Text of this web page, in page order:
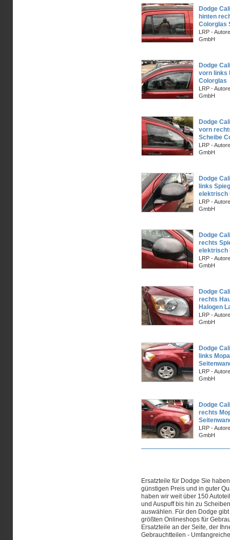
Dodge
hinten
Colorglas
LRP -
GmbH
Dodge
vorn links
Colorglas
LRP -
GmbH
Dodge
vorn
Scheibe
LRP -
GmbH
Dodge
links
elektrisch
LRP -
GmbH
Dodge
rechts
elektrisch
LRP -
GmbH
Dodge
rechts
Halogen
LRP -
GmbH
Dodge
links
LRP -
GmbH
Dodge
rechts
LRP -
GmbH
Ersatzteile für Dodge Sie
günstigen Preis und in guter
haben wir weit über 150
und Auspuff bis hin zu
auswählen. Für den Dodge
größten Onlineshops für
Ersatzteile an der Seite, der
Gebrauchtteilen -